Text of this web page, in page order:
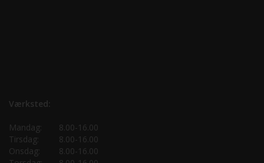
Værksted:
Mandag:
8.00-16.00
Tirsdag:
8.00-16.00
Onsdag:
8.00-16.00